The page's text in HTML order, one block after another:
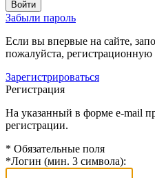
Забыли пароль
Если вы впервые на сайте,
пожалуйста,
Зарегистрироваться
Регистрация
На указанный в форме e-mail
регистрации.
* Обязательные поля
*Логин (мин. 3 символа):